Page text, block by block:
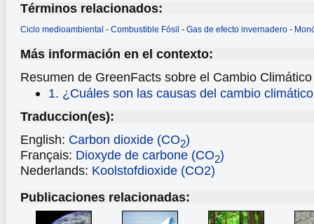
Términos relacionados:
Ciclo medioambiental - Combustible Fósil - Gas de efecto invernadero -
Más información en el contexto:
Resumen de GreenFacts sobre el Cambio Climático
1. ¿Cuáles son las causas del cambio
Traduccion(es):
English: Carbon dioxide (CO2)
Français: Dioxyde de carbone (CO2)
Nederlands: Koolstofdioxide (CO2)
Publicaciones relacionadas: